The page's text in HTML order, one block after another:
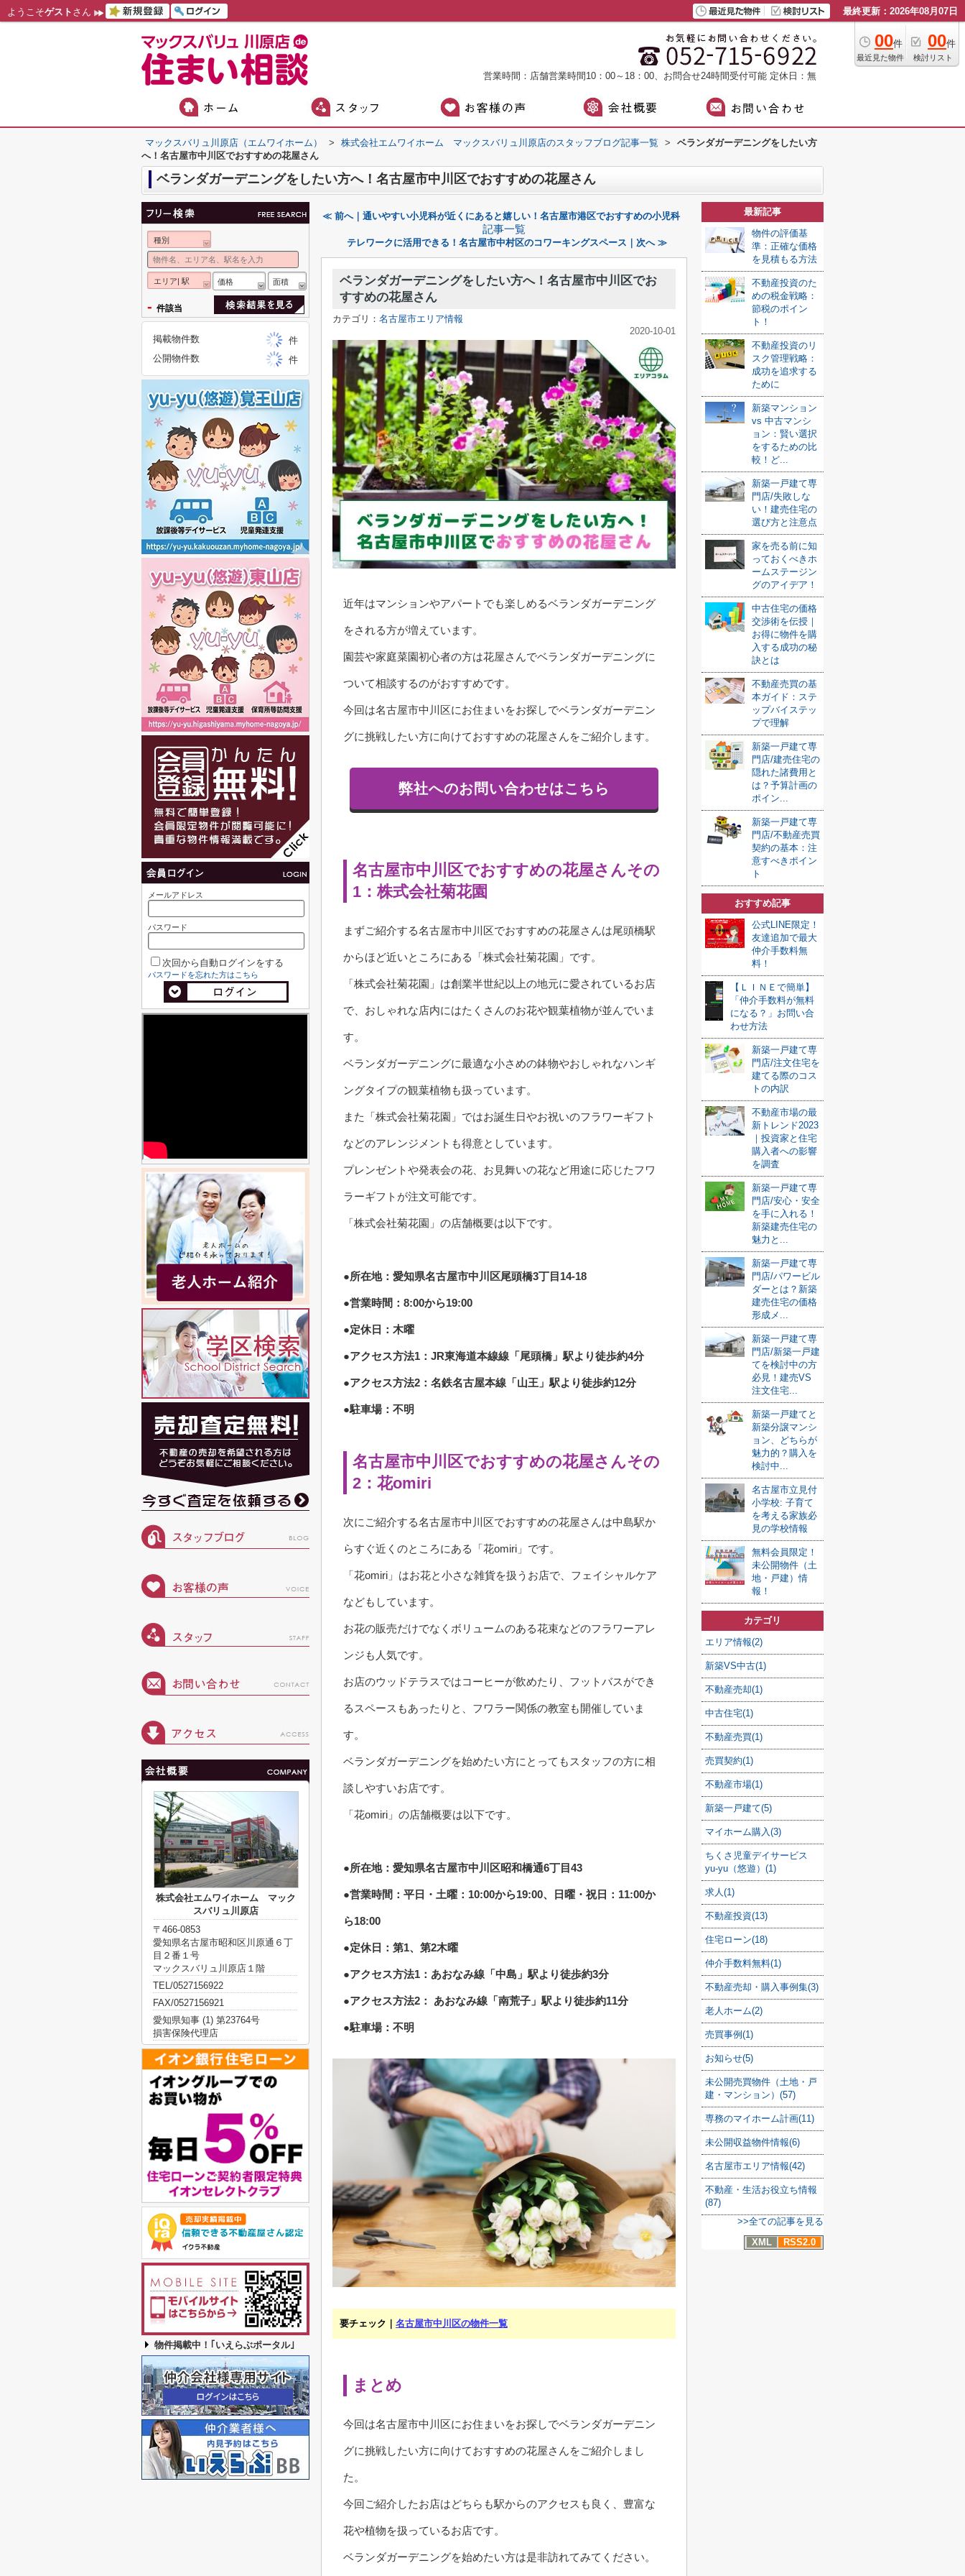
ようこそゲスト さん 最終更新：2026年08月07日
00件
最近見た物件
00件
検討リスト
営業時間：店舗営業時間10：00～18：00、お問合せ24時間受付可能 定休日：無
マックスバリュ川原店（エムワイホーム） > 株式会社エムワイホーム マックスバリュ川原店のスタッフブログ記事一覧 >
ベランダガーデニングをしたい方
へ！名古屋市中川区でおすすめの花屋さん
ベランダガーデニングをしたい方へ！名古屋市中川区でおすすめの花屋さん
≪ 前へ｜通いやすい小児科が近くにあると嬉しい！名古屋市港区でおすすめの小児科
記事一覧
テレワークに活用できる！名古屋市中村区のコワーキングスペース｜次へ ≫
ベランダガーデニングをしたい方へ！名古屋市中川区でお
すすめの花屋さん
カテゴリ： 名古屋市エリア情報
2020-10-01
近年はマンションやアパートでも楽しめるベランダガーデニング
をされる方が増えています。
園芸や家庭菜園初心者の方は花屋さんでベランダガーデニングに
ついて相談するのがおすすめです。
今回は名古屋市中川区にお住まいをお探しでベランダガーデニン
グに挑戦したい方に向けておすすめの花屋さんをご紹介します。
弊社へのお問い合わせはこちら
名古屋市中川区でおすすめの花屋さんその
1：株式会社菊花園
まずご紹介する名古屋市中川区でおすすめの花屋さんは尾頭橋駅
からほど近いところにある「株式会社菊花園」です。
「株式会社菊花園」は創業半世紀以上の地元に愛されているお店
で、おしゃれな店内にはたくさんのお花や観葉植物が並んでいま
す。
ベランダガーデニングに最適な小さめの鉢物やおしゃれなハンギ
ングタイプの観葉植物も扱っています。
また「株式会社菊花園」ではお誕生日やお祝いのフラワーギフト
などのアレンジメントも得意としています。
プレンゼントや発表会の花、お見舞いの花など用途に応じたフワ
ラーギフトが注文可能です。
「株式会社菊花園」の店舗概要は以下です。
●所在地：愛知県名古屋市中川区尾頭橋3丁目14-18
●営業時間：8:00から19:00
●定休日：木曜
●アクセス方法1：JR東海道本線線「尾頭橋」駅より徒歩約4分
●アクセス方法2：名鉄名古屋本線「山王」駅より徒歩約12分
●駐車場：不明
名古屋市中川区でおすすめの花屋さんその
2：花omiri
次にご紹介する名古屋市中川区でおすすめの花屋さんは中島駅か
らすぐ近くのところにある「花omiri」です。
「花omiri」はお花と小さな雑貨を扱うお店で、フェイシャルケア
などもしています。
お花の販売だけでなくボリュームのある花束などのフラワーアレ
ンジも人気です。
お店のウッドテラスではコーヒーが飲めたり、フットバスができ
るスペースもあったりと、フワラー関係の教室も開催していま
す。
ベランダガーデニングを始めたい方にとってもスタッフの方に相
談しやすいお店です。
「花omiri」の店舗概要は以下です。
●所在地：愛知県名古屋市中川区昭和橋通6丁目43
●営業時間：平日・土曜：10:00から19:00、日曜・祝日：11:00か
ら18:00
●定休日：第1、第2木曜
●アクセス方法1：あおなみ線「中島」駅より徒歩約3分
●アクセス方法2： あおなみ線「南荒子」駅より徒歩約11分
●駐車場：不明
要チェック｜ 名古屋市中川区の物件一覧
まとめ
今回は名古屋市中川区にお住まいをお探しでベランダガーデニン
グに挑戦したい方に向けておすすめの花屋さんをご紹介しまし
た。
今回ご紹介したお店はどちらも駅からのアクセスも良く、豊富な
花や植物を扱っているお店です。
ベランダガーデニングを始めたい方は是非訪れてみてください。
最新記事
物件の評価基
準：正確な価格
を見積もる方法
不動産投資のた
めの税金戦略：
節税のポイン
ト！
不動産投資のリ
スク管理戦略：
成功を追求する
ために
新築マンション
vs 中古マンシ
ョン：賢い選択
をするための比
較！ど...
新築一戸建て専
門店/失敗しな
い！建売住宅の
選び方と注意点
家を売る前に知
っておくべきホ
ームステージン
グのアイデア！
中古住宅の価格
交渉術を伝授｜
お得に物件を購
入する成功の秘
訣とは
不動産売買の基
本ガイド：ステ
ップバイステッ
プで理解
新築一戸建て専
門店/建売住宅の
隠れた諸費用と
は？予算計画の
ポイン...
新築一戸建て専
門店/不動産売買
契約の基本：注
意すべきポイン
ト
おすすめ記事
公式LINE限定！
友達追加で最大
仲介手数料無
料！
【ＬＩＮＥで簡単】
「仲介手数料が無料
になる？」お問い合
わせ方法
新築一戸建て専
門店/注文住宅を
建てる際のコス
トの内訳
不動産市場の最
新トレンド2023
｜投資家と住宅
購入者への影響
を調査
新築一戸建て専
門店/安心・安全
を手に入れる！
新築建売住宅の
魅力と...
新築一戸建て専
門店/パワービル
ダーとは？新築
建売住宅の価格
形成メ...
新築一戸建て専
門店/新築一戸建
てを検討中の方
必見！建売VS
注文住宅...
新築一戸建てと
新築分譲マンシ
ョン、どちらが
魅力的？購入を
検討中...
名古屋市立見付
小学校: 子育て
を考える家族必
見の学校情報
無料会員限定！
未公開物件（土
地・戸建）情
報！
カテゴリ
エリア情報(2)
新築VS中古(1)
不動産売却(1)
中古住宅(1)
不動産売買(1)
売買契約(1)
不動産市場(1)
新築一戸建て(5)
マイホーム購入(3)
ちくさ児童デイサービス
yu-yu（悠遊）(1)
求人(1)
不動産投資(13)
住宅ローン(18)
仲介手数料無料(1)
不動産売却・購入事例集(3)
老人ホーム(2)
売買事例(1)
お知らせ(5)
未公開売買物件（土地・戸
建・マンション）(57)
専務のマイホーム計画(11)
未公開収益物件情報(6)
名古屋市エリア情報(42)
不動産・生活お役立ち情報
(87)
>>全ての記事を見る
XML
RSS2.0
種別
エリア| 駅 価格 面積
- 件該当
掲載物件数
件
公開物件数
件
メールアドレス
パスワード
次回から自動ログインをする
パスワードを忘れた方はこちら
株式会社エムワイホーム マック
スバリュ川原店
〒466-0853
愛知県名古屋市昭和区川原通６丁
目２番１号
マックスバリュ川原店１階
TEL/0527156922
FAX/0527156921
愛知県知事 (1) 第23764号
損害保険代理店
物件掲載中！｢いえらぶポータル｣